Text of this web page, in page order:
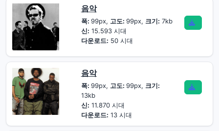
음악
폭: 99px, 고도: 99px, 크기: 7kb
신: 15.593 시대
다운로드: 50 시대
음악
폭: 99px, 고도: 99px, 크기:
13kb
신: 11.870 시대
다운로드: 13 시대